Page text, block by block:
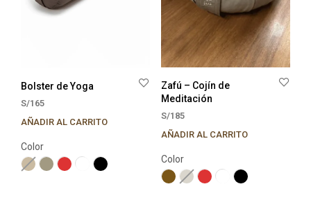
Bolster de Yoga
S/165
AÑADIR AL CARRITO
Este
producto
múltiples
variantes.
Color
Zafú – Cojín de
Meditación
S/185
AÑADIR AL CARRITO
Color